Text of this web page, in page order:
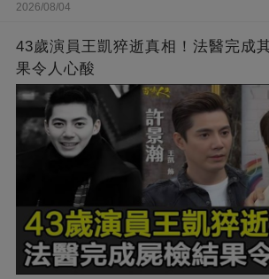
2026/08/04
43歲演員王凱猝逝真相！法醫完成
果令人心酸